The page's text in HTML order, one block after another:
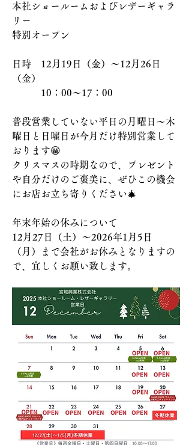
本社ショールームおよびレザーギャラ
リー
特別オープン
日時　12月19日（金）～12月26日
（金）
10：00～17：00
普段営業していない平日の月曜日～木
曜日と日曜日が今月だけ特別営業して
おります😀
クリスマスの時期なので、プレゼント
や自分だけのご褒美に、ぜひこの機会
にお店お立ち寄りください🎄
年末年始の休みについて
12月27日（土）～2026年1月5日
（月）まで会社がお休みとなりますの
で、宜しくお願い致します。